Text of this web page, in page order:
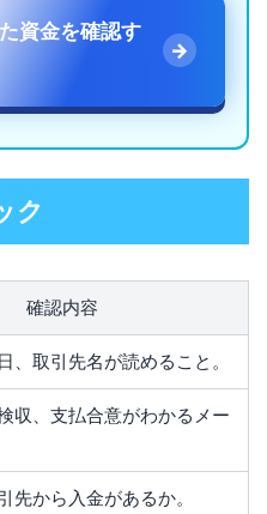
資金を確認す
ク
確認内容
、取引先名が読めること。
収、支払合意がわかるメー
先から入金があるか。